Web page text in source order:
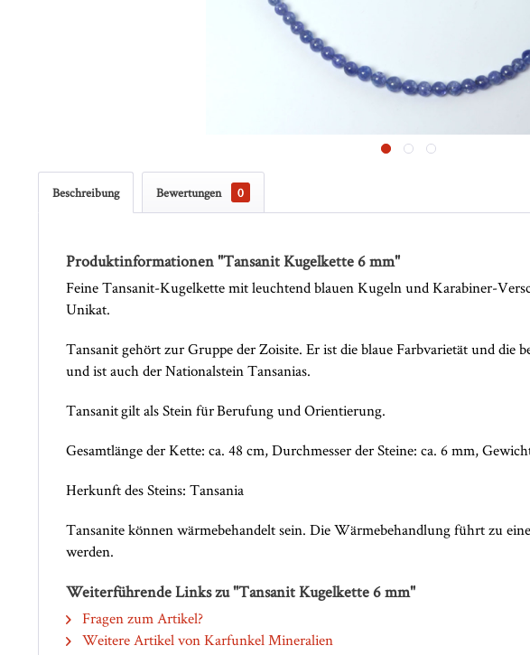
Beschreibung Bewertungen 0
Produktinformationen "Tansanit Kugelkette 6 mm"
Feine Tansanit-Kugelkette mit leuchtend blauen Kugeln und Karabiner-
Unikat.
Tansanit gehört zur Gruppe der Zoisite. Er ist die blaue Farbvarietät und die
und ist auch der Nationalstein Tansanias.
Tansanit gilt als Stein für Berufung und Orientierung.
Gesamtlänge der Kette: ca. 48 cm, Durchmesser der Steine: ca. 6 mm,
Herkunft des Steins: Tansania
Tansanite können wärmebehandelt sein. Die Wärmebehandlung führt zu
werden.
Weiterführende Links zu "Tansanit Kugelkette 6 mm"
Fragen zum Artikel?
Weitere Artikel von Karfunkel Mineralien